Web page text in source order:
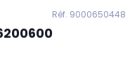
Réf. 9000650448